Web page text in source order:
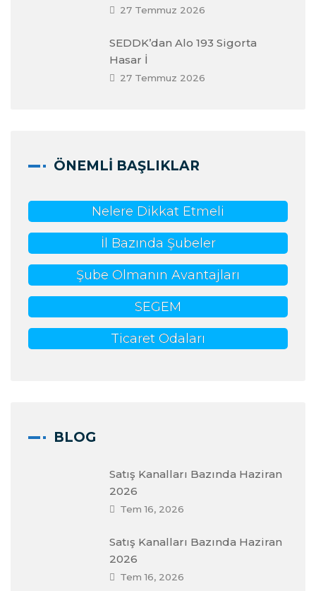
27 Temmuz 2026
SEDDK’dan Alo 193 Sigorta
Hasar İ
27 Temmuz 2026
ÖNEMLI BAŞLIKLAR
Nelere Dikkat Etmeli
İl Bazında Şubeler
Şube Olmanın Avantajları
SEGEM
Ticaret Odaları
BLOG
Satış Kanalları Bazında Haziran
2026
Tem 16, 2026
Satış Kanalları Bazında Haziran
2026
Tem 16, 2026